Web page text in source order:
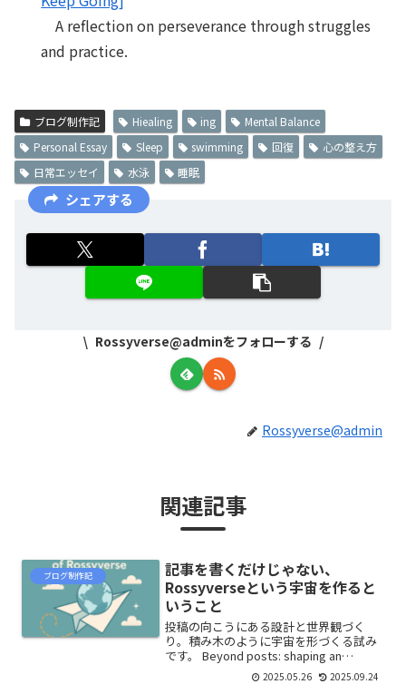
A reflection on perseverance through struggles
and practice.
ブログ制作記 Hiealing ing
Mental Balance
Personal Essay
Sleep swimming 回復
心の整え方
日常エッセイ
水泳 睡眠
シェアする
Rossyverse@adminをフォローする
Rossyverse@admin
関連記事
ブログ制作記
記事を書くだけじゃない、
Rossyverseという宇宙を作ると
いうこと
投稿の向こうにある設計と世界観づく
り。積み木のように宇宙を形づくる試み
です。 Beyond posts: shaping an
ecosystem and tone—building a small
universe piece by piece.
2025.05.26 2025.09.24